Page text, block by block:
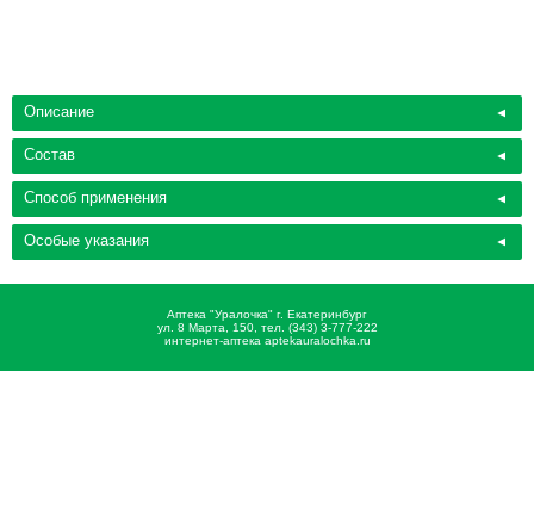
Описание
Состав
Способ применения
Особые указания
Аптека "Уралочка" г. Екатеринбург
ул. 8 Марта, 150, тел. (343) 3-777-222
интернет-аптека aptekauralochka.ru